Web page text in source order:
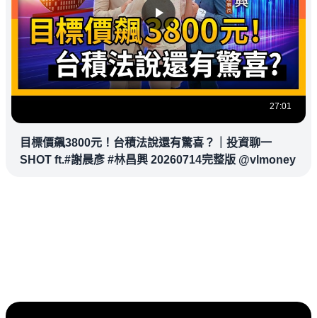
27:01
目標價飆3800元！台積法說還有驚喜？｜投資聊一
SHOT ft.#謝晨彥 #林昌興 20260714完整版 @vlmoney